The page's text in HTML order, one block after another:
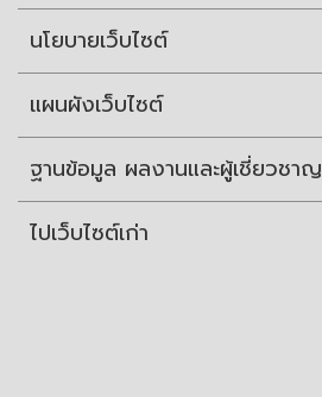
นโยบายเว็บไซต์
แผนผังเว็บไซต์
ฐานข้อมูล ผลงานและผู้เชี่ยวชาญ
ไปเว็บไซต์เก่า